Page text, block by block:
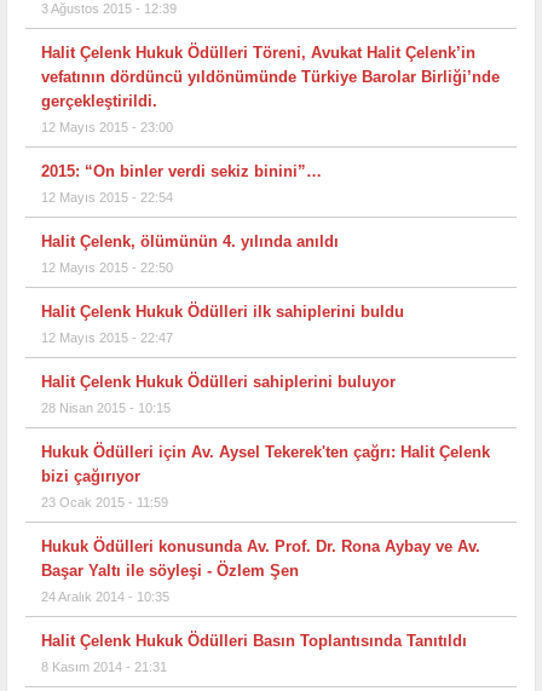
3 Ağustos 2015 - 12:39
Halit Çelenk Hukuk Ödülleri Töreni, Avukat Halit Çelenk’in
vefatının dördüncü yıldönümünde Türkiye Barolar Birliği’nde
gerçekleştirildi.
12 Mayıs 2015 - 23:00
2015: “On binler verdi sekiz binini”…
12 Mayıs 2015 - 22:54
Halit Çelenk, ölümünün 4. yılında anıldı
12 Mayıs 2015 - 22:50
Halit Çelenk Hukuk Ödülleri ilk sahiplerini buldu
12 Mayıs 2015 - 22:47
Halit Çelenk Hukuk Ödülleri sahiplerini buluyor
28 Nisan 2015 - 10:15
Hukuk Ödülleri için Av. Aysel Tekerek'ten çağrı: Halit Çelenk
bizi çağırıyor
23 Ocak 2015 - 11:59
Hukuk Ödülleri konusunda Av. Prof. Dr. Rona Aybay ve Av.
Başar Yaltı ile söyleşi - Özlem Şen
24 Aralık 2014 - 10:35
Halit Çelenk Hukuk Ödülleri Basın Toplantısında Tanıtıldı
8 Kasım 2014 - 21:31